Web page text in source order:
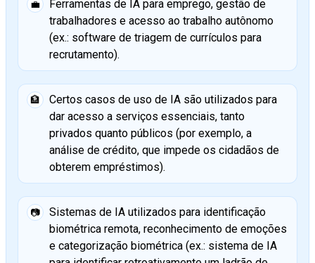
💼
Ferramentas de IA para emprego, gestão de
trabalhadores e acesso ao trabalho autônomo
(ex.: software de triagem de currículos para
recrutamento).
🏦
Certos casos de uso de IA são utilizados para
dar acesso a serviços essenciais, tanto
privados quanto públicos (por exemplo, a
análise de crédito, que impede os cidadãos de
obterem empréstimos).
📷
Sistemas de IA utilizados para identificação
biométrica remota, reconhecimento de emoções
e categorização biométrica (ex.: sistema de IA